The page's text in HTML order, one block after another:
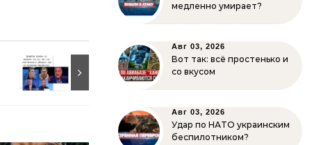
медленно умирает?
Авг 03, 2026
Вот так: всё простенько и
со вкусом
Авг 03, 2026
Удар по НАТО украинским
беспилотником?